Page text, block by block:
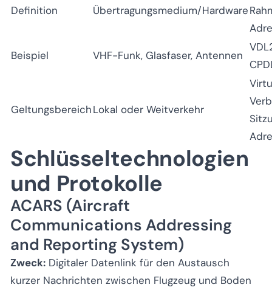
Definition Übertragungsmedium/Hardware
Beispiel VHF-Funk, Glasfaser, Antennen
GeltungsbereichLokal oder Weitverkehr
Schlüsseltechnologien
und Protokolle
ACARS (Aircraft
Communications Addressing
and Reporting System)
Zweck: Digitaler Datenlink für den Austausch
kurzer Nachrichten zwischen Flugzeug und Boden